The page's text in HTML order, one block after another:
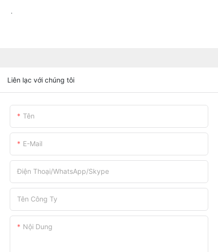
.
Liên lạc với chúng tôi
Tên
E-Mail
Điện Thoại/WhatsApp/Skype
Tên Công Ty
Nội Dung